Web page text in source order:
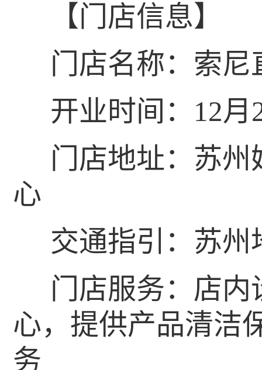
【门店信息】
门店名称：索
开业时间：12
门店地址：苏
心
交通指引：苏
门店服务：店
心，提供产品清洁
务